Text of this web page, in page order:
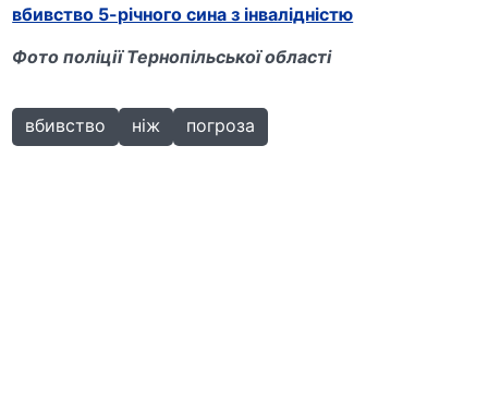
вбивство 5-річного сина з інвалідністю
Фото поліції Тернопільської області
вбивство ніж погроза